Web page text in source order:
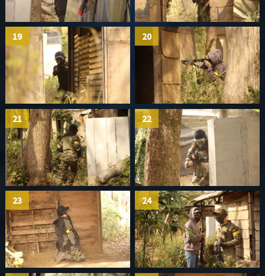
19 20
21 22
23 24